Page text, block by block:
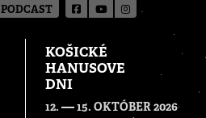
KOŠICKÉ
HANUSOVE
DNI
12. — 15. OKTÓBER 2026
PODCAST